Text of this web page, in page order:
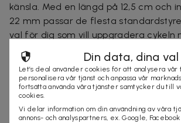
känsla. Med en längd på 12,5 cm och
22 mm passar de flesta
val för dig som vill uppgradera cykeln
komfort och grepp vid varje cykeltur.
Specifikationer:
Material: Fast gummi
Färg: Svart
Mått (L): 12,5 cm
Din data, dina val
Let’s deal använder cookies för att analysera vår
personalisera vår tjänst och anpassa vår
fortsätta använda våra tjänster samtycker du till
cookies.
Vi delar information om din användning av våra
annons- och analyspartners, ex. Google,